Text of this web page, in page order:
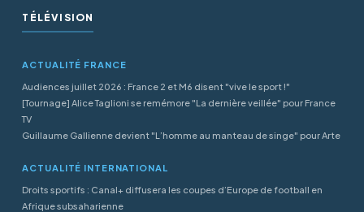
TÉLÉVISION
ACTUALITÉ FRANCE
Audiences juillet 2026 : France 2 et M6 disent "vive le sport !"
[Tournage] Alice Taglioni se remémore "La dernière veillée" pour France
TV
Guillaume Gallienne devient "L’homme au manteau de singe" pour Arte
ACTUALITÉ INTERNATIONAL
Droits sportifs : Canal+ diffusera les coupes d’Europe de football en
Afrique subsaharienne